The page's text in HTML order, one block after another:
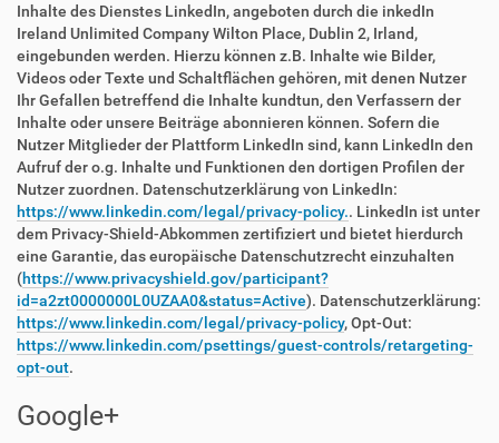
Inhalte des Dienstes LinkedIn, angeboten durch die inkedIn
Ireland Unlimited Company Wilton Place, Dublin 2, Irland,
eingebunden werden. Hierzu können z.B. Inhalte wie Bilder,
Videos oder Texte und Schaltflächen gehören, mit denen Nutzer
Ihr Gefallen betreffend die Inhalte kundtun, den Verfassern der
Inhalte oder unsere Beiträge abonnieren können. Sofern die
Nutzer Mitglieder der Plattform LinkedIn sind, kann LinkedIn den
Aufruf der o.g. Inhalte und Funktionen den dortigen Profilen der
Nutzer zuordnen. Datenschutzerklärung von LinkedIn:
https://www.linkedin.com/legal/privacy-policy.. LinkedIn ist unter
dem Privacy-Shield-Abkommen zertifiziert und bietet hierdurch
eine Garantie, das europäische Datenschutzrecht einzuhalten
(https://www.privacyshield.gov/participant?
id=a2zt0000000L0UZAA0&status=Active). Datenschutzerklärung:
https://www.linkedin.com/legal/privacy-policy, Opt-Out:
https://www.linkedin.com/psettings/guest-controls/retargeting-
opt-out.
Google+